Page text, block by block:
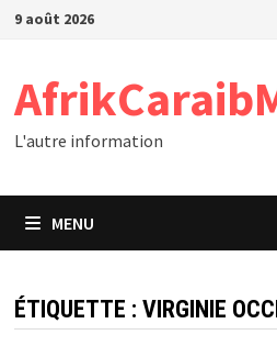
Passer
9 août 2026
L'autre information
MENU
ÉTIQUETTE : VIRGINIE